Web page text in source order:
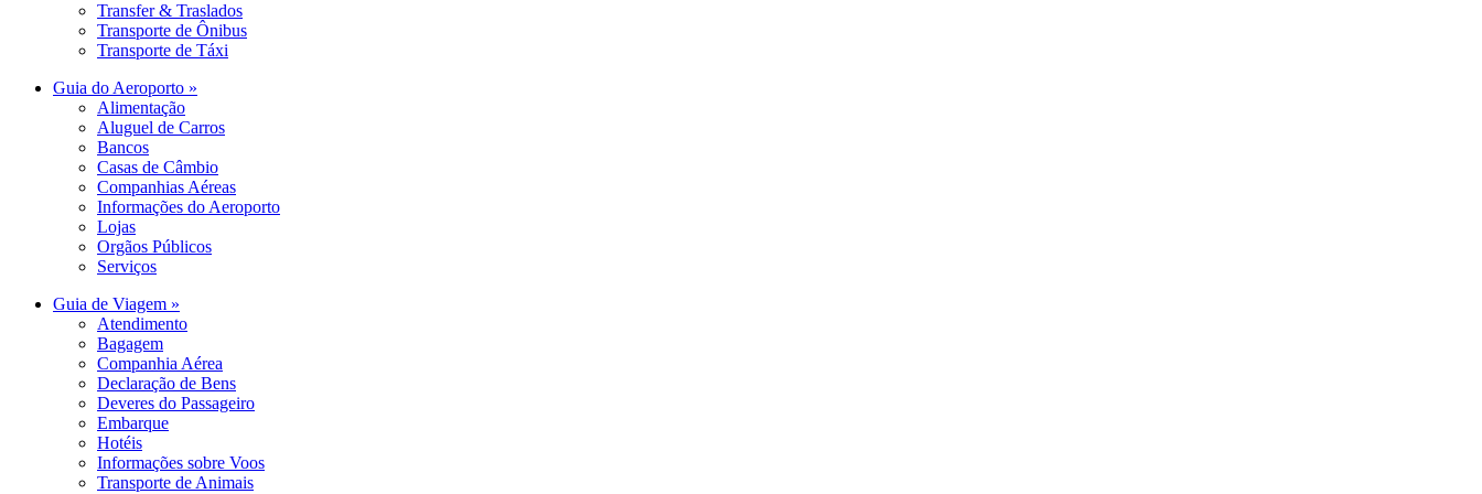
Transfer & Traslados
Transporte de Ônibus
Transporte de Táxi
Guia do Aeroporto »
Alimentação
Aluguel de Carros
Bancos
Casas de Câmbio
Companhias Aéreas
Informações do Aeroporto
Lojas
Orgãos Públicos
Serviços
Guia de Viagem »
Atendimento
Bagagem
Companhia Aérea
Declaração de Bens
Deveres do Passageiro
Embarque
Hotéis
Informações sobre Voos
Transporte de Animais